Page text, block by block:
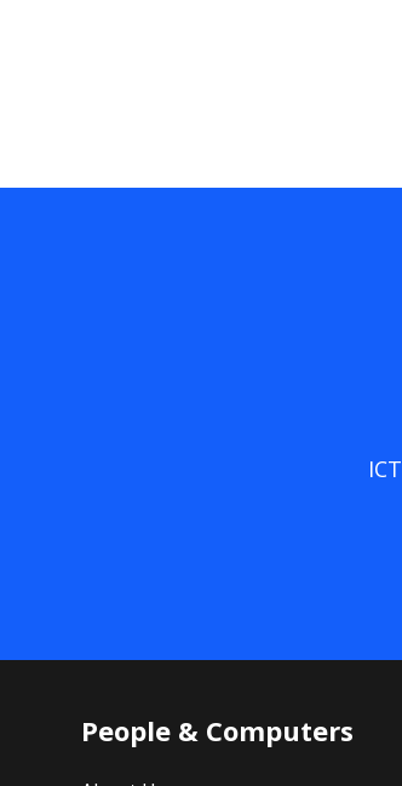
People & Computers